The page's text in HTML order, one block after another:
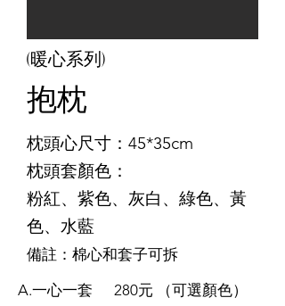
(暖心系列)
​抱枕
枕頭​心尺寸：45*35cm
枕頭套顏色：
粉紅、紫色、灰白、綠色、黃
色、水藍
備註：棉心和套子可拆
A.一心一套 280元 （可選顏色）